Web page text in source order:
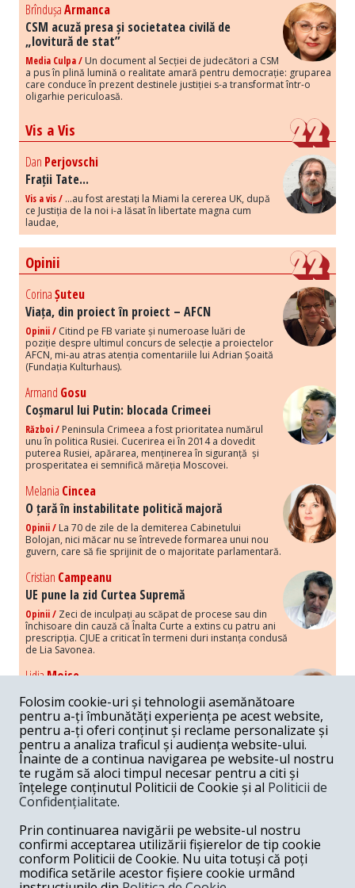
BrîndușaArmanca
CSM acuză presa și societatea civilă de
„lovitură de stat”
Media Culpa / Un document al Secției de judecători a CSM
a pus în plină lumină o realitate amară pentru democrație: gruparea
care conduce în prezent destinele justiției s-a transformat într-o
oligarhie periculoasă.
Vis a Vis
Dan Perjovschi
Frații Tate...
Vis a vis / ...au fost arestați la Miami la cererea UK, după
ce Justiția de la noi i-a lăsat în libertate magna cum
laudae,
Opinii
CorinaȘuteu
Viața, din proiect în proiect – AFCN
Opinii / Citind pe FB variate și numeroase luări de
poziție despre ultimul concurs de selecție a proiectelor
AFCN, mi-au atras atenția comentariile lui Adrian Șoaită
(Fundația Kulturhaus).
Armand Gosu
Coșmarul lui Putin: blocada Crimeei
Război / Peninsula Crimeea a fost prioritatea numărul
unu în politica Rusiei. Cucerirea ei în 2014 a dovedit
puterea Rusiei, apărarea, menținerea în siguranță și
prosperitatea ei semnifică măreția Moscovei.
Melania Cincea
O țară în instabilitate politică majoră
Opinii / La 70 de zile de la demiterea Cabinetului
Bolojan, nici măcar nu se întrevede formarea unui nou
guvern, care să fie sprijinit de o majoritate parlamentară.
Cristian Campeanu
UE pune la zid Curtea Supremă
Opinii / Zeci de inculpați au scăpat de procese sau din
închisoare din cauză că Înalta Curte a extins cu patru ani
prescripția. CJUE a criticat în termeni duri instanța condusă
de Lia Savonea.
LidiaMoise
Costurile economice ale haosului politic
Opinii / Economia nu poate rezista cu retorica falsă a
susținerii intereselor poporului, care, de fapt, ascunde
obsesia menținerii privilegiilor și a averilor unor caste.
Melania Cincea
Noi puseuri de xenofobie din partea românilor
„neaoși”
Periodic, în spațiul public sunt voci care lansează
mesaje xenofobe la adresa câte unui politician care deranjează un
anumit grup politico-mediatic, într-un anumit moment.
ArmandGosu
Unirea cu Moldova: modele istorice
Folosim cookie-uri și tehnologii asemănătoare
pentru a-ți îmbunătăți experiența pe acest website,
pentru a-ți oferi conținut și reclame personalizate și
pentru a analiza traficul și audiența website-ului.
Înainte de a continua navigarea pe website-ul nostru
te rugăm să aloci timpul necesar pentru a citi și
înțelege conținutul Politicii de Cookie și al Politicii de
Confidențialitate.
Prin continuarea navigării pe website-ul nostru
confirmi acceptarea utilizării fișierelor de tip cookie
conform Politicii de Cookie. Nu uita totuși că poți
modifica setările acestor fișiere cookie urmând